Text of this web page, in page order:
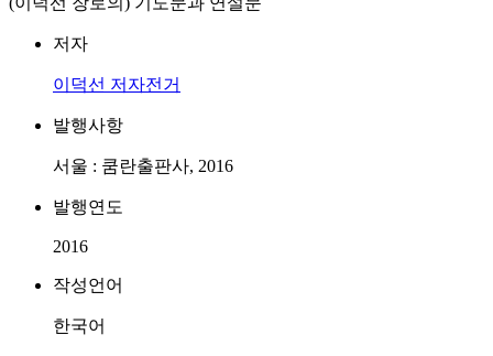
저자
이덕선 저자전거
발행사항
서울 : 쿰란출판사, 2016
발행연도
2016
작성언어
한국어